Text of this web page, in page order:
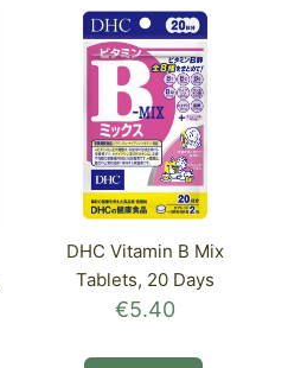
DHC Vitamin B Mix
Tablets, 20 Days
€5.40